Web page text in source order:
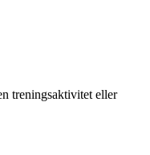
treningsaktivitet eller